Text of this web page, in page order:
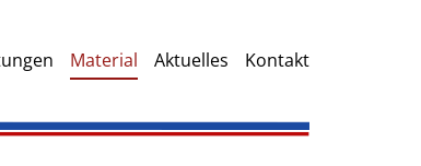
Material Aktuelles Kontakt